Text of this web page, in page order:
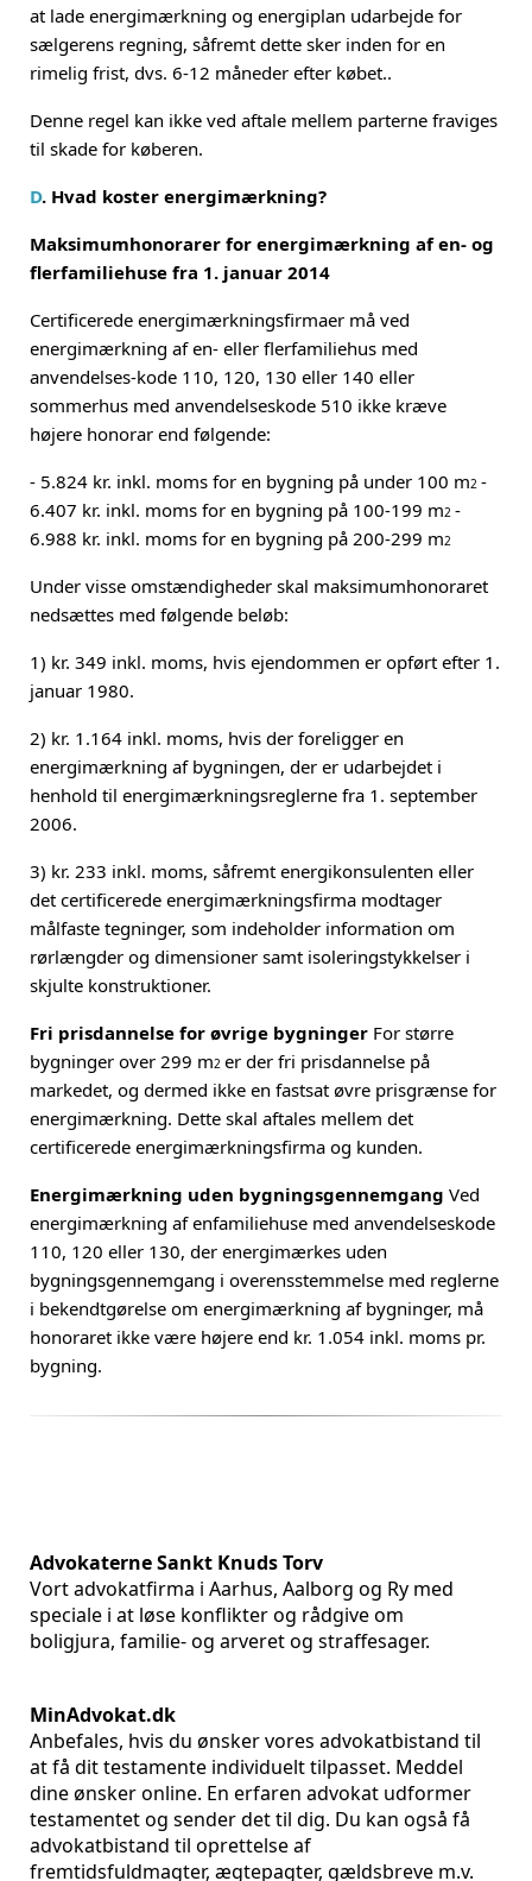
at lade energimærkning og energiplan udarbejde for
sælgerens regning, såfremt dette sker inden for en
rimelig frist, dvs. 6-12 måneder efter købet..
Denne regel kan ikke ved aftale mellem parterne fraviges
til skade for køberen.
D. Hvad koster energimærkning?
Maksimumhonorarer for energimærkning af en- og
flerfamiliehuse fra 1. januar 2014
Certificerede energimærkningsfirmaer må ved
energimærkning af en- eller flerfamiliehus med
anvendelses-kode 110, 120, 130 eller 140 eller
sommerhus med anvendelseskode 510 ikke kræve
højere honorar end følgende:
- 5.824 kr. inkl. moms for en bygning på under 100 m2 -
6.407 kr. inkl. moms for en bygning på 100-199 m2 -
6.988 kr. inkl. moms for en bygning på 200-299 m2
Under visse omstændigheder skal maksimumhonoraret
nedsættes med følgende beløb:
1) kr. 349 inkl. moms, hvis ejendommen er opført efter 1.
januar 1980.
2) kr. 1.164 inkl. moms, hvis der foreligger en
energimærkning af bygningen, der er udarbejdet i
henhold til energimærkningsreglerne fra 1. september
2006.
3) kr. 233 inkl. moms, såfremt energikonsulenten eller
det certificerede energimærkningsfirma modtager
målfaste tegninger, som indeholder information om
rørlængder og dimensioner samt isoleringstykkelser i
skjulte konstruktioner.
Fri prisdannelse for øvrige bygninger For større
bygninger over 299 m2 er der fri prisdannelse på
markedet, og dermed ikke en fastsat øvre prisgrænse for
energimærkning. Dette skal aftales mellem det
certificerede energimærkningsfirma og kunden.
Energimærkning uden bygningsgennemgang Ved
energimærkning af enfamiliehuse med anvendelseskode
110, 120 eller 130, der energimærkes uden
bygningsgennemgang i overensstemmelse med reglerne
i bekendtgørelse om energimærkning af bygninger, må
honoraret ikke være højere end kr. 1.054 inkl. moms pr.
bygning.
Advokaterne Sankt Knuds Torv
Vort advokatfirma i Aarhus, Aalborg og Ry med
speciale i at løse konflikter og rådgive om
boligjura, familie- og arveret og straffesager.
MinAdvokat.dk
Anbefales, hvis du ønsker vores advokatbistand til
at få dit testamente individuelt tilpasset. Meddel
dine ønsker online. En erfaren advokat udformer
testamentet og sender det til dig. Du kan også få
advokatbistand til oprettelse af
fremtidsfuldmagter, ægtepagter, gældsbreve m.v.